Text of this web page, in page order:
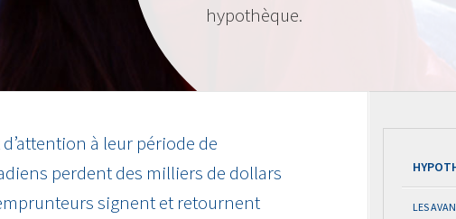
hypothèque.
à leur période de
perdent des milliers de dollars
signent et retournent
LES